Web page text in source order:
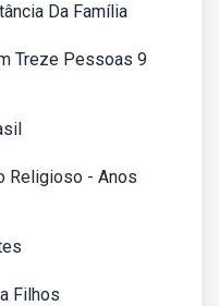
Da Família
Treze Pessoas 9
Religioso - Anos
Filhos